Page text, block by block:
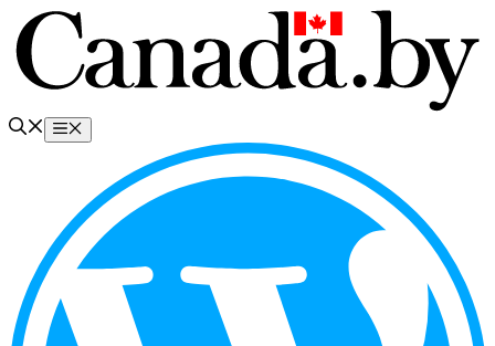
Перейти
содержимому
Меню